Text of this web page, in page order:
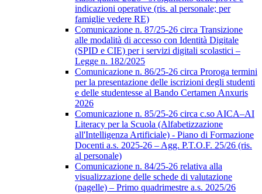
indicazioni operative (ris. al personale; per
famiglie vedere RE)
Comunicazione n. 87/25-26 circa Transizione
alle modalità di accesso con Identità Digitale
(SPID e CIE) per i servizi digitali scolastici –
Legge n. 182/2025
Comunicazione n. 86/25-26 circa Proroga termini
per la presentazione delle iscrizioni degli studenti
e delle studentesse al Bando Certamen Anxuris
2026
Comunicazione n. 85/25-26 circa c.so AICA–AI
Literacy per la Scuola (Alfabetizzazione
all'Intelligenza Artificiale) - Piano di Formazione
Docenti a.s. 2025-26 – Agg. P.T.O.F. 25/26 (ris.
al personale)
Comunicazione n. 84/25-26 relativa alla
visualizzazione delle schede di valutazione
(pagelle) – Primo quadrimestre a.s. 2025/26